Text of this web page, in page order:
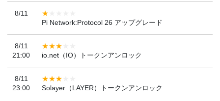
8/11
Pi Network:Protocol 26 アップグレード
8/11
21:00
io.net（IO）トークンアンロック
8/11
23:00
Solayer（LAYER）トークンアンロック